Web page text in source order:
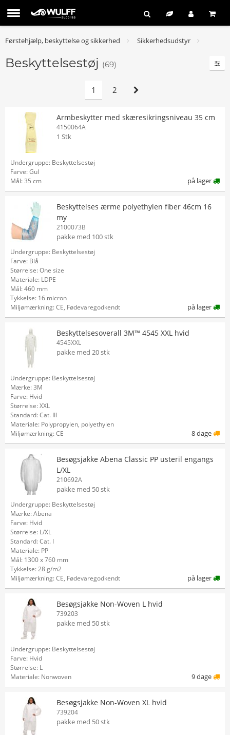
Førstehjælp, beskyttelse og sikkerhed Sikkerhedsudstyr
Beskyttelsestøj (69)
1 2
Armbeskytter med skæresikringsniveau 35 cm
4150064A
1 Stk
Undergruppe: Beskyttelsestøj
Farve: Gul
Mål: 35 cm
på lager
Beskyttelses ærme polyethylen fiber 46cm 16
my
2100073B
pakke med 100 stk
Undergruppe: Beskyttelsestøj
Farve: Blå
Størrelse: One size
Materiale: LDPE
Mål: 460 mm
Tykkelse: 16 micron
Miljømærkning: CE, Fødevaregodkendt
på lager
Beskyttelsesoverall 3M™ 4545 XXL hvid
4545XXL
pakke med 20 stk
Undergruppe: Beskyttelsestøj
Mærke: 3M
Farve: Hvid
Størrelse: XXL
Standard: Cat. III
Materiale: Polypropylen, polyethylen
Miljømærkning: CE
8 dage
Besøgsjakke Abena Classic PP usteril engangs
L/XL
210692A
pakke med 50 stk
Undergruppe: Beskyttelsestøj
Mærke: Abena
Farve: Hvid
Størrelse: L/XL
Standard: Cat. I
Materiale: PP
Mål: 1300 x 760 mm
Tykkelse: 28 g/m2
Miljømærkning: CE, Fødevaregodkendt
på lager
Besøgsjakke Non-Woven L hvid
739203
pakke med 50 stk
Undergruppe: Beskyttelsestøj
Farve: Hvid
Størrelse: L
Materiale: Nonwoven
9 dage
Besøgsjakke Non-Woven XL hvid
739204
pakke med 50 stk